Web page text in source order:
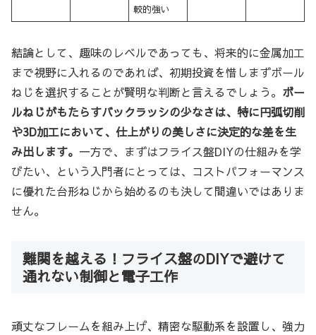
較的強い
結論として、趣味のレベルであっても、将来的に金属加工
まで視野に入れるのであれば、初期投資を惜しまずボール
ねじを選択することが賢明な判断と言えるでしょう。 ボー
ルねじがもたらすバックラッシの少なさは、特に円弧切削
や3D加工において、仕上がりの美しさに決定的な差を生
み出します。 一方で、まずはフライス盤DIYの仕組みを学
びたい、という入門者にとっては、コストパフォーマンス
に優れた台形ねじから始めるのも決して間違いではありま
せん。
難関を越える！フライス盤のDIYで避けて
通れない制御と電子工作
頑丈なフレームを組み上げ、精密な駆動系を設置し、強力